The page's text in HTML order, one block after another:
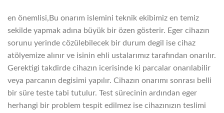
en önemlisi,Bu onarım islemini teknik ekibimiz en temiz
sekilde yapmak adına büyük bir özen gösterir. Eger cihazın
sorunu yerinde cözülebilecek bir durum degil ise cihaz
atölyemize alınır ve isinin ehli ustalarımız tarafından onarılır.
Gerektigi takdirde cihazın icerisinde ki parcalar onarılabilir
veya parcanın degisimi yapılır. Cihazın onarımı sonrası belli
bir süre teste tabi tutulur. Test sürecinin ardından eger
herhangi bir problem tespit edilmez ise cihazınızın teslimi